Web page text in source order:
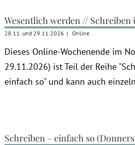
Wesentlich werden // Schreiben
28.11. und 29.11.2026 | Online
Dieses Online-Wochenende im
29.11.2026) ist Teil der Reihe
einfach so" und kann auch
Schreiben – einfach so